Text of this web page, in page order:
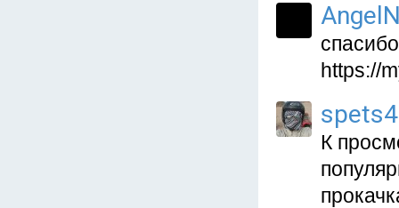
https://
К